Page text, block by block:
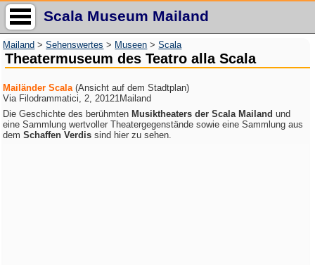
Scala Museum Mailand
Mailand >Sehenswertes > Museen >Scala
Theatermuseum des Teatro alla Scala
Mailänder Scala(Ansicht auf dem Stadtplan)
Via Filodrammatici, 2, 20121Mailand
Die Geschichte des berühmten Musiktheaters der Scala Mailand und
eine Sammlung wertvoller Theatergegenstände sowie eine Sammlung aus
demSchaffen Verdis sind hier zu sehen.